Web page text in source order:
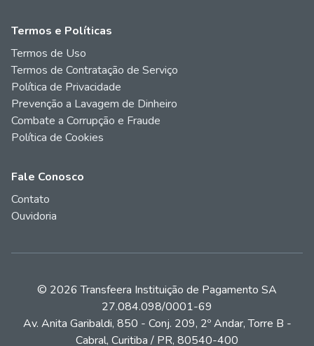
Termos e Políticas
Termos de Uso
Termos de Contratação de Serviço
Política de Privacidade
Prevenção a Lavagem de Dinheiro
Combate a Corrupção e Fraude
Política de Cookies
Fale Conosco
Contato
Ouvidoria
© 2026 Transfeera Instituição de Pagamento SA
27.084.098/0001-69
Av. Anita Garibaldi, 850 - Conj. 209, 2º Andar, Torre B -
Cabral, Curitiba / PR, 80540-400